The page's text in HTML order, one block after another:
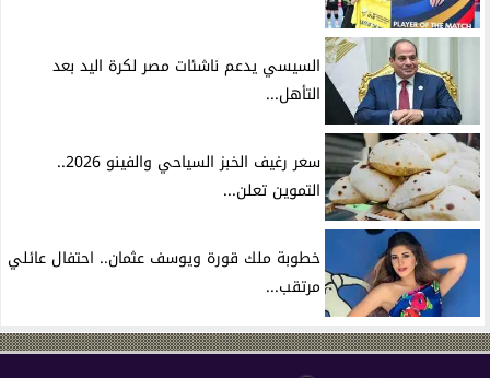
السيسي يدعم ناشئات مصر لكرة اليد بعد
التأهل...
سعر رغيف الخبز السياحي والفينو 2026..
التموين تعلن...
خطوبة ملك قورة ويوسف عثمان.. احتفال عائلي
مرتقب...